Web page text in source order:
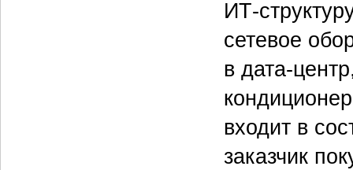
ИТ-
сетевое
в дата-
входит в
заказчик